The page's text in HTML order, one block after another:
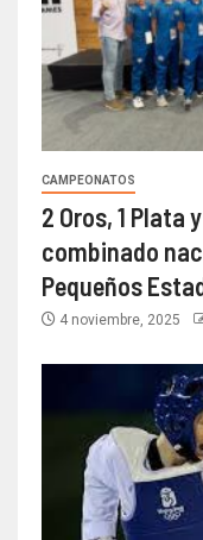
CAMPEONATOS
2 Oros, 1 Plata
combinado
Pequeños
4 noviembre, 2025